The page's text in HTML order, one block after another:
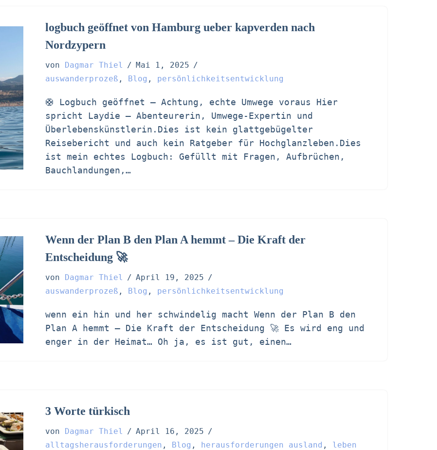
logbuch geöffnet von Hamburg ueber kapverden nach
Nordzypern
von Dagmar Thiel
Mai 1, 2025
auswanderprozeß , Blog , persönlichkeitsentwicklung
🛟 Logbuch geöffnet – Achtung, echte Umwege voraus Hier
spricht Laydie – Abenteurerin, Umwege-Expertin und
Überlebenskünstlerin.Dies ist kein glattgebügelter
Reisebericht und auch kein Ratgeber für Hochglanzleben.Dies
ist mein echtes Logbuch: Gefüllt mit Fragen, Aufbrüchen,
Bauchlandungen,…
Wenn der Plan B den Plan A hemmt – Die Kraft der
Entscheidung 🚀
von Dagmar Thiel
April 19, 2025
auswanderprozeß , Blog , persönlichkeitsentwicklung
wenn ein hin und her schwindelig macht Wenn der Plan B den
Plan A hemmt – Die Kraft der Entscheidung 🚀 Es wird eng und
enger in der Heimat… Oh ja, es ist gut, einen…
3 Worte türkisch
von Dagmar Thiel
April 16, 2025
alltagsherausforderungen , Blog , herausforderungen ausland , leben